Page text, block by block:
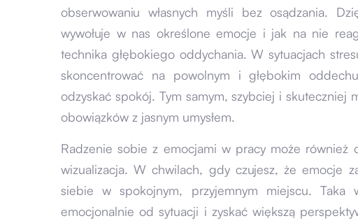
obserwowaniu własnych myśli bez osądzania.
wywołuje w nas określone emocje i jak na nie
technika głębokiego oddychania. W sytuacjach
skoncentrować na powolnym i głębokim
odzyskać spokój. Tym samym, szybciej i skuteczniej
obowiązków z jasnym umysłem.
Radzenie sobie z emocjami w pracy może również
wizualizacja. W chwilach, gdy czujesz, że emocje
siebie w spokojnym, przyjemnym miejscu. Taka
emocjonalnie od sytuacji i zyskać większą